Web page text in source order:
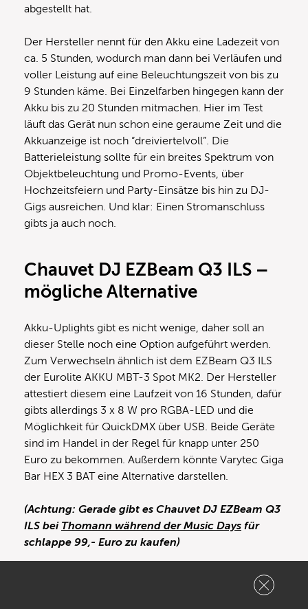
abgestellt hat.
Der Hersteller nennt für den Akku eine Ladezeit von
ca. 5 Stunden, wodurch man dann bei Verläufen und
voller Leistung auf eine Beleuchtungszeit von bis zu
9 Stunden käme. Bei Einzelfarben hingegen kann der
Akku bis zu 20 Stunden mitmachen. Hier im Test
läuft das Gerät nun schon eine geraume Zeit und die
Akkuanzeige ist noch “dreiviertelvoll”. Die
Batterieleistung sollte für ein breites Spektrum von
Objektbeleuchtung und Promo-Events, über
Hochzeitsfeiern und Party-Einsätze bis hin zu DJ-
Gigs ausreichen. Und klar: Einen Stromanschluss
gibts ja auch noch.
Chauvet DJ EZBeam Q3 ILS –
mögliche Alternative
Akku-Uplights gibt es nicht wenige, daher soll an
dieser Stelle noch eine Option aufgeführt werden.
Zum Verwechseln ähnlich ist dem EZBeam Q3 ILS
der Eurolite AKKU MBT-3 Spot MK2. Der Hersteller
attestiert diesem eine Laufzeit von 16 Stunden, dafür
gibts allerdings 3 x 8 W pro RGBA-LED und die
Möglichkeit für QuickDMX über USB. Beide Geräte
sind im Handel in der Regel für knapp unter 250
Euro zu bekommen. Außerdem könnte Varytec Giga
Bar HEX 3 BAT eine Alternative darstellen.
(Achtung: Gerade gibt es Chauvet DJ EZBeam Q3
ILS bei Thomann während der Music Days für
schlappe 99,- Euro zu kaufen)
Varytec